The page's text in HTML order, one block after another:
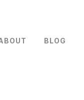
BLOG